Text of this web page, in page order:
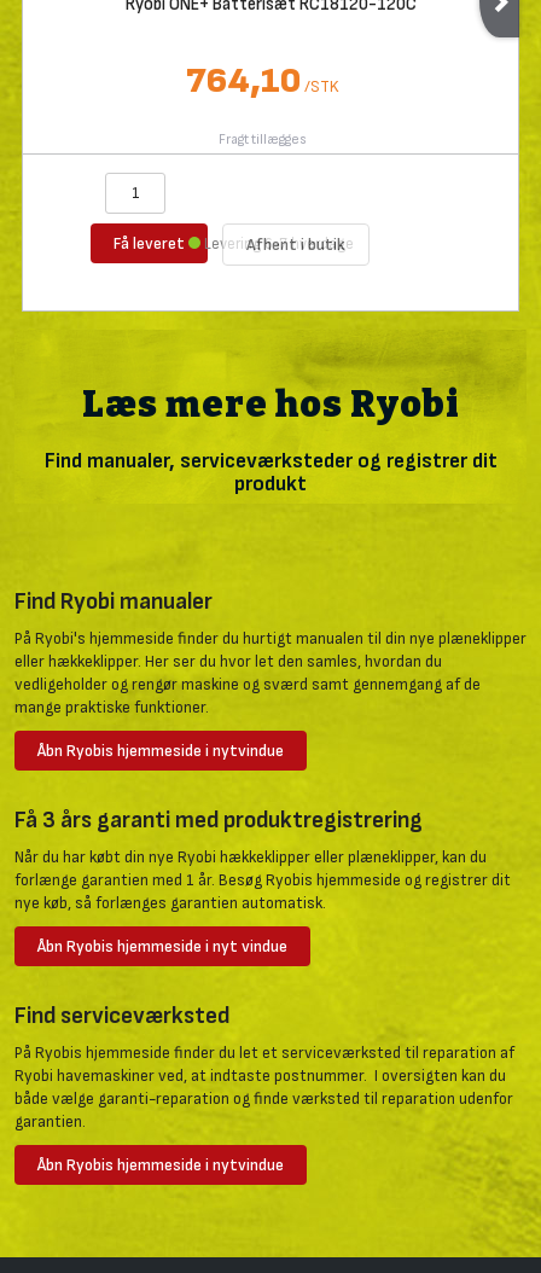
764,10 /STK
Fragt tillægges
Få leveret Afhent i butik
Levering 6-7 hverdage
Læs mere hos Ryobi
Find manualer, serviceværksteder og registrer dit
produkt
Find Ryobi manualer
På Ryobi's hjemmeside finder du hurtigt manualen til din nye plæneklipper
eller hækkeklipper. Her ser du hvor let den samles, hvordan du
vedligeholder og rengør maskine og sværd samt gennemgang af de
mange praktiske funktioner.
Åbn Ryobis hjemmeside i nytvindue
Få 3 års garanti med produktregistrering
Når du har købt din nye Ryobi hækkeklipper eller plæneklipper, kan du
forlænge garantien med 1 år. Besøg Ryobis hjemmeside og registrer dit
nye køb, så forlænges garantien automatisk.
Åbn Ryobis hjemmeside i nyt vindue
Find serviceværksted
På Ryobis hjemmeside finder du let et serviceværksted til reparation af
Ryobi havemaskiner ved, at indtaste postnummer. I oversigten kan du
både vælge garanti-reparation og finde værksted til reparation udenfor
garantien.
Åbn Ryobis hjemmeside i nytvindue